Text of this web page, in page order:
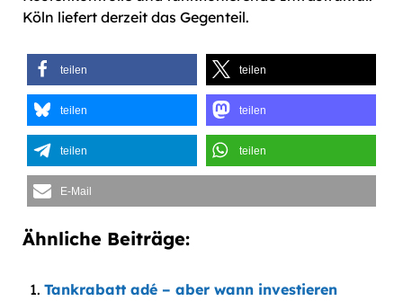
Köln liefert derzeit das Gegenteil.
teilen teilen
teilen teilen
teilen teilen
E-Mail
Ähnliche Beiträge:
Tankrabatt adé – aber wann investieren